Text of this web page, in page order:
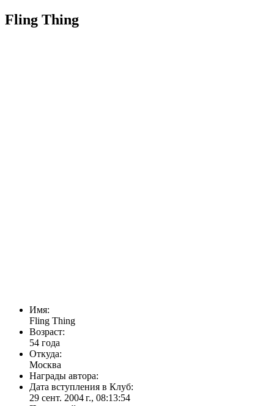
Fling Thing
Имя:
Fling Thing
Возраст:
54 года
Откуда:
Москва
Награды автора:
Дата вступления в Клуб:
29 сент. 2004 г., 08:13:54